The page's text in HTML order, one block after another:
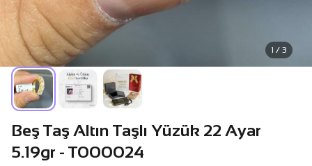
1 / 3
Beş Taş Altın Taşlı Yüzük 22 Ayar
5.19gr - T000024